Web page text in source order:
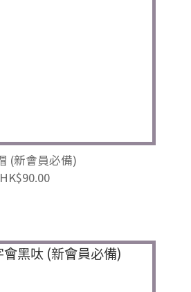
貝雷帽 (新會員必備)
HK$90.00